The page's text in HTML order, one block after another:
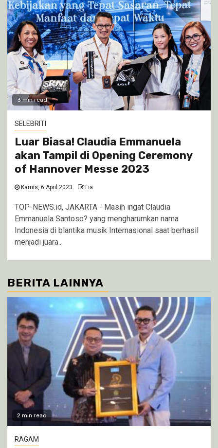
3 min read
SELEBRITI
Luar Biasa! Claudia Emmanuela
akan Tampil di Opening Ceremony
of Hannover Messe 2023
Kamis, 6 April 2023 Lia
TOP-NEWS.id, JAKARTA - Masih ingat Claudia
Emmanuela Santoso? yang mengharumkan nama
Indonesia di blantika musik Internasional saat berhasil
menjadi juara...
BERITA LAINNYA
2 min read
RAGAM